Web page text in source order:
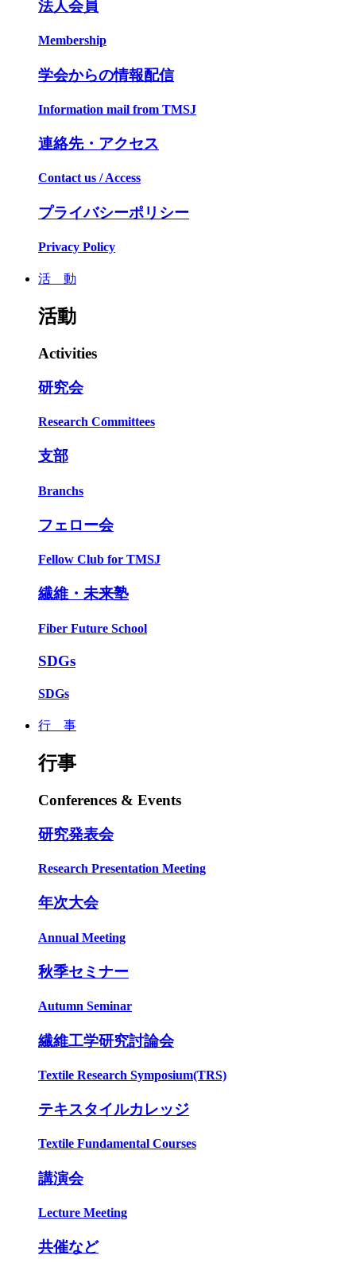
法人会員
Membership
学会からの情報配信
Information mail from TMSJ
連絡先・アクセス
Contact us / Access
プライバシーポリシー
Privacy Policy
活 動
活動
Activities
研究会
Research Committees
支部
Branchs
フェロー会
Fellow Club for TMSJ
繊維・未来塾
Fiber Future School
SDGs
SDGs
行 事
行事
Conferences & Events
研究発表会
Research Presentation Meeting
年次大会
Annual Meeting
秋季セミナー
Autumn Seminar
繊維工学研究討論会
Textile Research Symposium(TRS)
テキスタイルカレッジ
Textile Fundamental Courses
講演会
Lecture Meeting
共催など